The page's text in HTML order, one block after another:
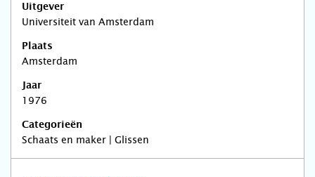
Uitgever
Universiteit van Amsterdam
Plaats
Amsterdam
Jaar
1976
Categorieën
Schaats en maker | Glissen